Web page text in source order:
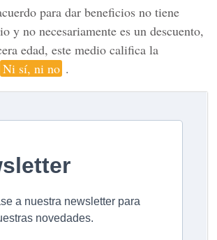
para dar beneficios no tiene
y no necesariamente es un descuento,
edad, este medio califica la
Ni sí, ni no .